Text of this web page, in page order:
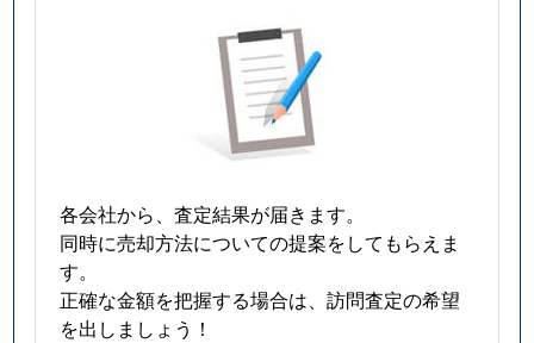
各会社から、査定結果が届きます。
同時に売却方法についての提案をしてもらえま
す。
正確な金額を把握する場合は、訪問査定の希望
を出しましょう！